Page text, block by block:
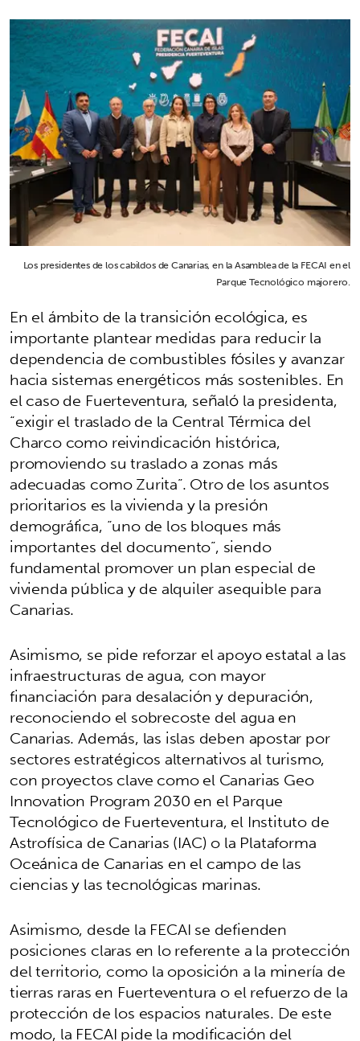
Los presidentes de los cabildos de Canarias, en la Asamblea de la FECAI en el
Parque Tecnológico majorero.
En el ámbito de la transición ecológica, es
importante plantear medidas para reducir la
dependencia de combustibles fósiles y avanzar
hacia sistemas energéticos más sostenibles. En
el caso de Fuerteventura, señaló la presidenta,
“exigir el traslado de la Central Térmica del
Charco como reivindicación histórica,
promoviendo su traslado a zonas más
adecuadas como Zurita”. Otro de los asuntos
prioritarios es la vivienda y la presión
demográfica, “uno de los bloques más
importantes del documento”, siendo
fundamental promover un plan especial de
vivienda pública y de alquiler asequible para
Canarias.
Asimismo, se pide reforzar el apoyo estatal a las
infraestructuras de agua, con mayor
financiación para desalación y depuración,
reconociendo el sobrecoste del agua en
Canarias. Además, las islas deben apostar por
sectores estratégicos alternativos al turismo,
con proyectos clave como el Canarias Geo
Innovation Program 2030 en el Parque
Tecnológico de Fuerteventura, el Instituto de
Astrofísica de Canarias (IAC) o la Plataforma
Oceánica de Canarias en el campo de las
ciencias y las tecnológicas marinas.
Asimismo, desde la FECAI se defienden
posiciones claras en lo referente a la protección
del territorio, como la oposición a la minería de
tierras raras en Fuerteventura o el refuerzo de la
protección de los espacios naturales. De este
modo, la FECAI pide la modificación del